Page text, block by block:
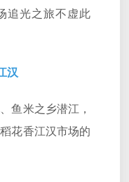
追光之旅不虚此
汉
鱼米之乡潜江，
花香江汉市场的